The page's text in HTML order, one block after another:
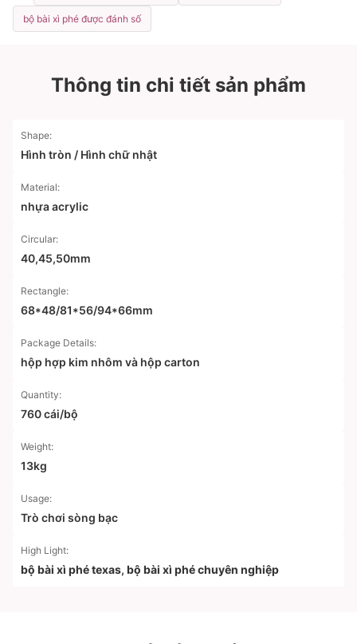
bộ bài xì phé được đánh số
Thông tin chi tiết sản phẩm
Shape:
Hình tròn / Hình chữ nhật
Material:
nhựa acrylic
Circular:
40,45,50mm
Rectangle:
68*48/81*56/94*66mm
Package Details:
hộp hợp kim nhôm và hộp carton
Quantity:
760 cái/bộ
Weight:
13kg
Usage:
Trò chơi sòng bạc
High Light:
bộ bài xì phé texas, bộ bài xì phé chuyên nghiệp